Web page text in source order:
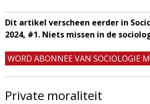
Dit artikel verscheen eerder in
2024, #1. Niets missen in de
WORD ABONNEE VAN SOCIOLOGIE
Private moraliteit